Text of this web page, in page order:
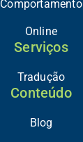
Comportamento
Online
Serviços
Tradução
Conteúdo
Blog